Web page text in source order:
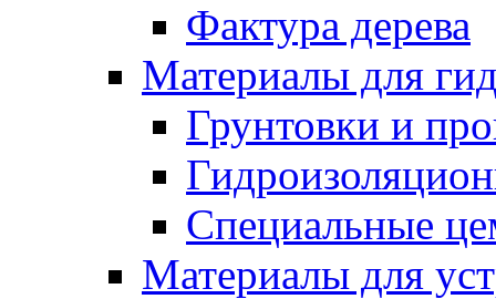
Фактура дерева
Материалы для
Грунтовки и
Специальные
Материалы для